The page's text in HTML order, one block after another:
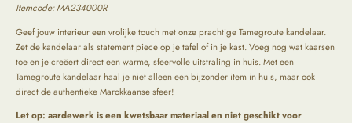
Itemcode:MA234000R
Geef jouw interieur een vrolijke touch met onze prachtige Tamegroute kandelaar.
Zet de kandelaar als statement piece op je tafel of in je kast. Voeg nog wat kaarsen
toe en je creëert direct een warme, sfeervolle uitstraling in huis. Met een
Tamegroute kandelaar haal je niet alleen een bijzonder item in huis, maar ook
direct de authentieke Marokkaanse sfeer!
Let op: aardewerk is een kwetsbaar materiaal en niet geschikt voor